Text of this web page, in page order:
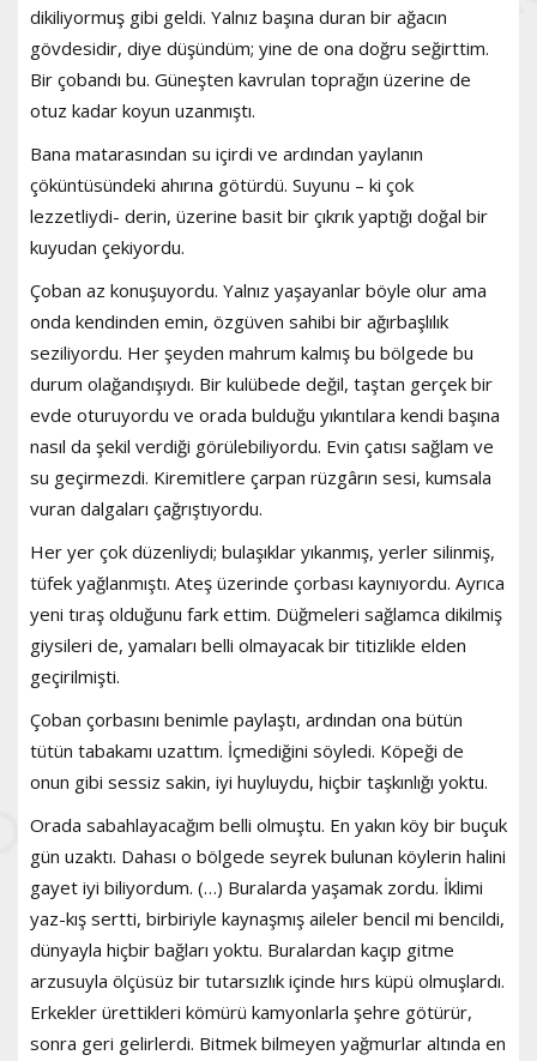
dikiliyormuş gibi geldi. Yalnız başına duran bir ağacın
gövdesidir, diye düşündüm; yine de ona doğru seğirttim.
Bir çobandı bu. Güneşten kavrulan toprağın üzerine de
otuz kadar koyun uzanmıştı.
Bana matarasından su içirdi ve ardından yaylanın
çöküntüsündeki ahırına götürdü. Suyunu – ki çok
lezzetliydi- derin, üzerine basit bir çıkrık yaptığı doğal bir
kuyudan çekiyordu.
Çoban az konuşuyordu. Yalnız yaşayanlar böyle olur ama
onda kendinden emin, özgüven sahibi bir ağırbaşlılık
seziliyordu. Her şeyden mahrum kalmış bu bölgede bu
durum olağandışıydı. Bir kulübede değil, taştan gerçek bir
evde oturuyordu ve orada bulduğu yıkıntılara kendi başına
nasıl da şekil verdiği görülebiliyordu. Evin çatısı sağlam ve
su geçirmezdi. Kiremitlere çarpan rüzgârın sesi, kumsala
vuran dalgaları çağrıştıyordu.
Her yer çok düzenliydi; bulaşıklar yıkanmış, yerler silinmiş,
tüfek yağlanmıştı. Ateş üzerinde çorbası kaynıyordu. Ayrıca
yeni tıraş olduğunu fark ettim. Düğmeleri sağlamca dikilmiş
giysileri de, yamaları belli olmayacak bir titizlikle elden
geçirilmişti.
Çoban çorbasını benimle paylaştı, ardından ona bütün
tütün tabakamı uzattım. İçmediğini söyledi. Köpeği de
onun gibi sessiz sakin, iyi huyluydu, hiçbir taşkınlığı yoktu.
Orada sabahlayacağım belli olmuştu. En yakın köy bir buçuk
gün uzaktı. Dahası o bölgede seyrek bulunan köylerin halini
gayet iyi biliyordum. (…) Buralarda yaşamak zordu. İklimi
yaz-kış sertti, birbiriyle kaynaşmış aileler bencil mi bencildi,
dünyayla hiçbir bağları yoktu. Buralardan kaçıp gitme
arzusuyla ölçüsüz bir tutarsızlık içinde hırs küpü olmuşlardı.
Erkekler ürettikleri kömürü kamyonlarla şehre götürür,
sonra geri gelirlerdi. Bitmek bilmeyen yağmurlar altında en